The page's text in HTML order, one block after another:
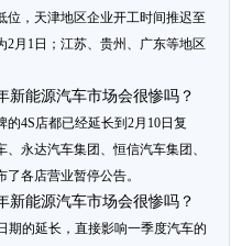
位，天津地区企业开工时间推迟至
月1日；江苏、贵州、广东等地区
4S店都已经延长到2月10日复
永达汽车集团、恒信汽车集团、
各店营业暂停公告。
期的延长，直接影响一季度汽车的